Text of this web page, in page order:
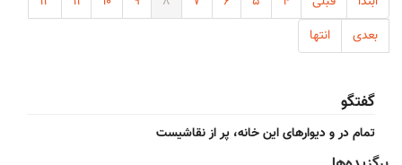
بعدی
انتها
گفتگو
تمام در و دیوارهای این خانه، پر از نقاشیست